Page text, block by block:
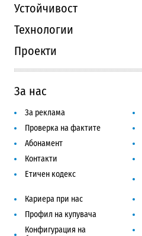
Устойчивост
Технологии
Проекти
За нас
За реклама
Проверка на фактите
Абонамент
Контакти
Етичен кодекс
Кариера при нас
Профил на купувача
Конфигурация на